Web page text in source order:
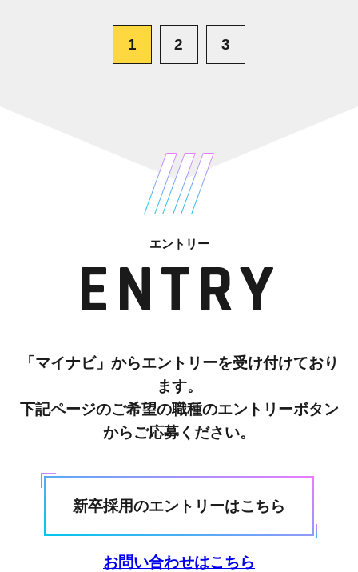
1 2 3
エントリー
ENTRY
「マイナビ」からエントリーを受け付けており
ます。
下記ページのご希望の職種のエントリーボタン
からご応募ください。
新卒採用のエントリーはこちら
お問い合わせはこちら